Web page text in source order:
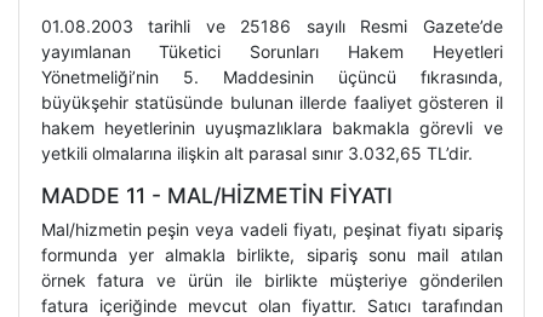
01.08.2003 tarihli ve 25186 sayılı Resmi Gazete’de
yayımlanan Tüketici Sorunları Hakem Heyetleri
Yönetmeliği’nin 5. Maddesinin üçüncü fıkrasında,
büyükşehir statüsünde bulunan illerde faaliyet gösteren il
hakem heyetlerinin uyuşmazlıklara bakmakla görevli ve
yetkili olmalarına ilişkin alt parasal sınır 3.032,65 TL’dir.
MADDE 11 - MAL/HİZMETİN FİYATI
Mal/hizmetin peşin veya vadeli fiyatı, peşinat fiyatı sipariş
formunda yer almakla birlikte, sipariş sonu mail atılan
örnek fatura ve ürün ile birlikte müşteriye gönderilen
fatura içeriğinde mevcut olan fiyattır. Satıcı tarafından